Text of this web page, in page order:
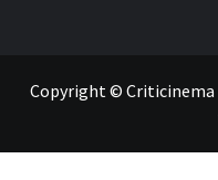
Copyright © Criticinema